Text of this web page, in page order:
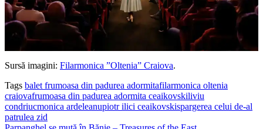
Sursă imagini: Filarmonica ”Oltenia” Craiova.
Tags balet frumoasa din padurea adormitafilarmonica oltenia
craiovafrumoasa din padurea adormita ceaikovskiliviu
condriucmonica ardeleanupiotr ilici ceaikovskispargerea celui de-al
patrulea zid